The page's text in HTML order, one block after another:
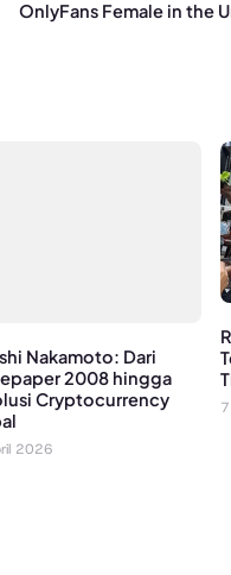
OnlyFans Female in the
Nakamoto: Dari
2008 hingga
Cryptocurrency
2026